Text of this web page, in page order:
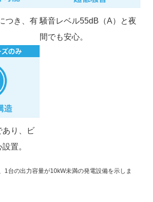
つき、有 騒音レベル55dB（A）と夜
間でも安心。
あり、ビ
置。
1台の出力容量が10kW未満の発電設備を示しま